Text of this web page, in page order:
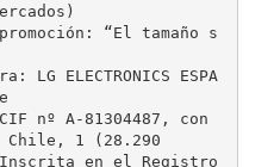
“El tamaño s
LG ELECTRONICS ESPA
nº A-81304487, con
1 (28.290
Inscrita en el Registro